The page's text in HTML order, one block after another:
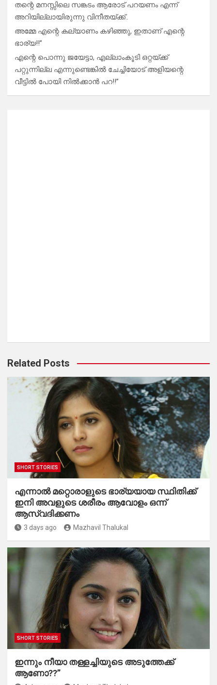
തന്റെ മനസ്സിലെ സങ്കടം ആരോട് പറയണം എന്ന്
അറിയില്ലായിരുന്നു വിനീതയ്ക്ക്..
അമ്മേ എന്റെ കല്യാണം കഴിഞ്ഞു, ഇതാണ് എന്റെ
ഭാര്യ!!”
എന്റെ പൊന്നു ജയേട്ടാ, എല്ലാംകൂടി ഒറ്റയ്ക്ക്
പറ്റുന്നില്ല എന്നുണ്ടെങ്കിൽ ചേച്ചിയോട് അളിയന്റെ
വീട്ടിൽ പോയി നിൽക്കാൻ പറ!!”
Related Posts
SHORT STORIES
എന്നാൽ മറ്റൊരാളുടെ ഭാര്യയായ സ്ഥിതിക്ക്
ഇനി അവളുടെ ശരീരം ആവോളം ഒന്ന്
ആസ്വദിക്കണം
3 days ago Mazhavil Thalukal
SHORT STORIES
ഇന്നും നീയാ തള്ളച്ചിയുടെ അടുത്തേക്ക്
ആണോ??”